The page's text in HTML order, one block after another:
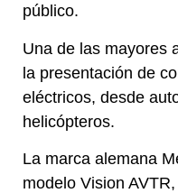
público.
Una de las mayores
la presentación de
eléctricos, desde
helicópteros.
La marca alemana
modelo Vision